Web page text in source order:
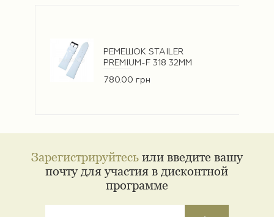
РЕМЕШОК STAILER
PREMIUM-F 318 32ММ
780.00 грн
Зарегистрируйтесьили введите вашу
почту для участия в дисконтной
программе